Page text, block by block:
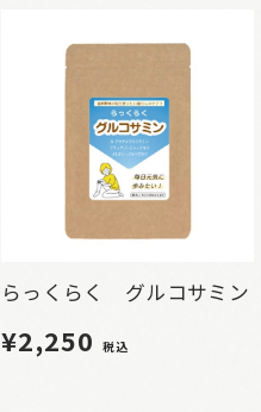
らっくらく グルコサミン
¥2,250 税込